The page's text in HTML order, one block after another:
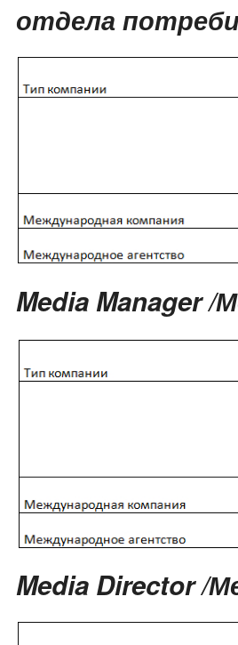
отдела
Media Manager /
Media Director /